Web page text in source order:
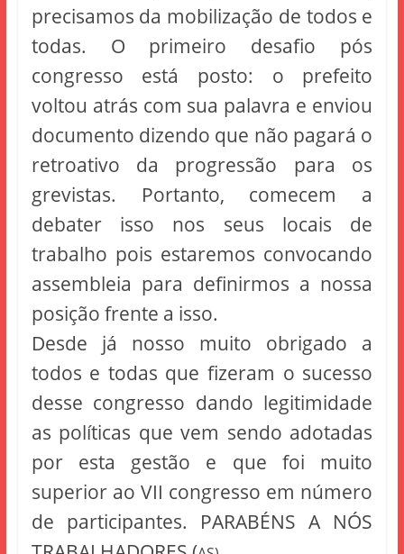
precisamos da mobilização de todos e
todas. O primeiro desafio pós
congresso está posto: o prefeito
voltou atrás com sua palavra e enviou
documento dizendo que não pagará o
retroativo da progressão para os
grevistas. Portanto, comecem a
debater isso nos seus locais de
trabalho pois estaremos convocando
assembleia para definirmos a nossa
posição frente a isso.
Desde já nosso muito obrigado a
todos e todas que fizeram o sucesso
desse congresso dando legitimidade
as políticas que vem sendo adotadas
por esta gestão e que foi muito
superior ao VII congresso em número
de participantes. PARABÉNS A NÓS